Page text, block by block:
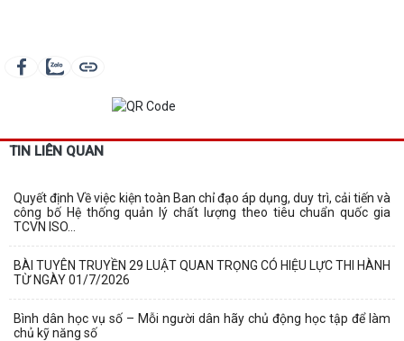
TIN LIÊN QUAN
Quyết định Về việc kiện toàn Ban chỉ đạo áp dụng, duy trì, cải tiến và
công bố Hệ thống quản lý chất lượng theo tiêu chuẩn quốc gia
TCVN ISO...
BÀI TUYÊN TRUYỀN 29 LUẬT QUAN TRỌNG CÓ HIỆU LỰC THI HÀNH
TỪ NGÀY 01/7/2026
Bình dân học vụ số – Mỗi người dân hãy chủ động học tập để làm
chủ kỹ năng số